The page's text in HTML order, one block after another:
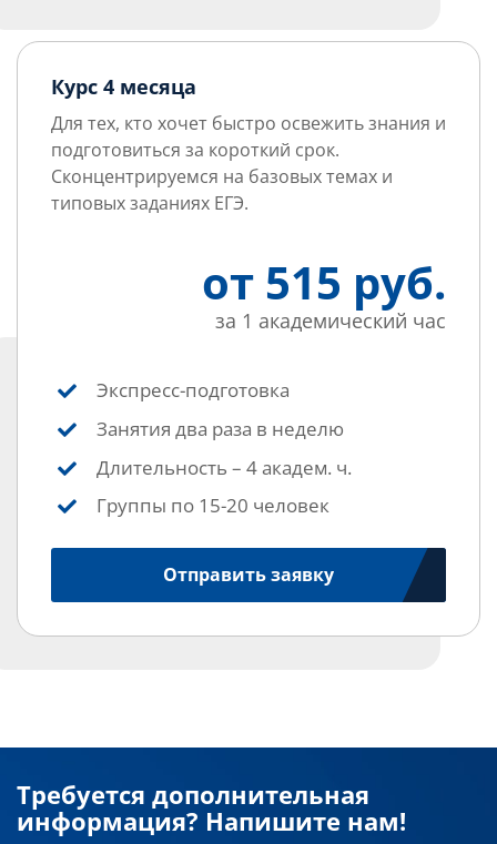
Курс 4 месяца
Для тех, кто хочет быстро освежить знания и
подготовиться за короткий срок.
Сконцентрируемся на базовых темах и
типовых заданиях ЕГЭ.
от 515 руб.
за 1 академический час
Экспресс-подготовка
Занятия два раза в неделю
Длительность – 4 академ. ч.
Группы по 15-20 человек
Отправить заявку
Требуется дополнительная
информация? Напишите нам!